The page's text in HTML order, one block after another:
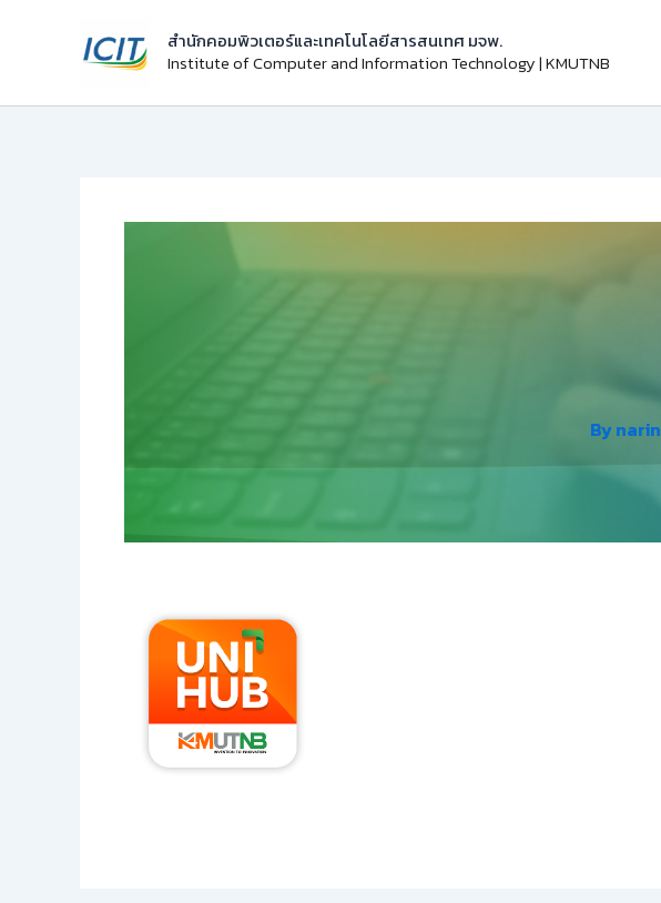
สำนักคอมพิวเตอร์และเทคโนโลยีสารสนเทศ มจพ.
Institute of Computer and Information Technology | KMUTNB
By